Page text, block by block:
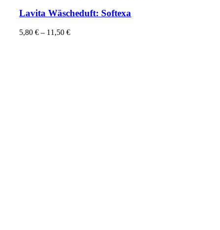
Lavita Wäscheduft: Softexa
5,80€ – 11,50€